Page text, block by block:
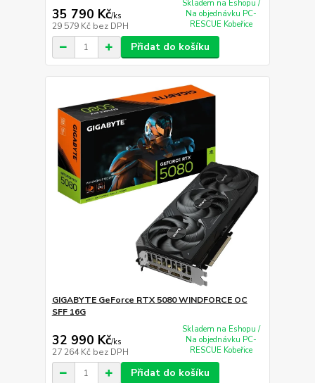
35 790 Kč/ks
29 579 Kč bez DPH
Skladem na Eshopu /
Na objednávku PC-
RESCUE Kobeřice
Přidat do košíku
GIGABYTE GeForce RTX 5080 WINDFORCE OC
SFF 16G
32 990 Kč/ks
27 264 Kč bez DPH
Skladem na Eshopu /
Na objednávku PC-
RESCUE Kobeřice
Přidat do košíku